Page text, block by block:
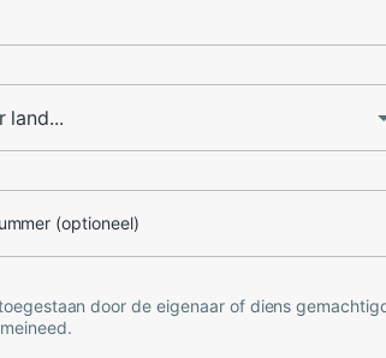
(optioneel)
door de eigenaar of diens